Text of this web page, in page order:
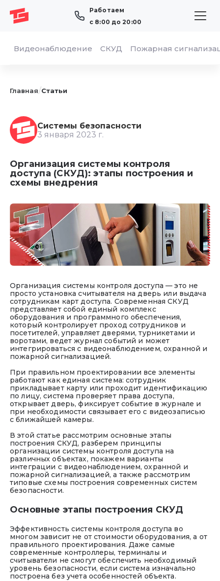
Работаем
с 8:00 до 20:00
Видеонаблюдение СКУД Пожарная
Главная/Статьи
Системы безопасности
3 января 2023 г.
Организация системы контроля
доступа (СКУД): этапы построения и
схемы внедрения
Организация системы контроля доступа — это не
просто установка считывателя на дверь или выдача
сотрудникам карт доступа. Современная СКУД
представляет собой единый комплекс
оборудования и программного обеспечения,
который контролирует проход сотрудников и
посетителей, управляет дверями, турникетами и
воротами, ведет журнал событий и может
интегрироваться с видеонаблюдением, охранной и
пожарной сигнализацией.
При правильном проектировании все элементы
работают как единая система: сотрудник
прикладывает карту или проходит идентификацию
по лицу, система проверяет права доступа,
открывает дверь, фиксирует событие в журнале и
при необходимости связывает его с видеозаписью
с ближайшей камеры.
В этой статье рассмотрим основные этапы
построения СКУД, разберем принципы
организации системы контроля доступа на
различных объектах, покажем варианты
интеграции с видеонаблюдением, охранной и
пожарной сигнализацией, а также рассмотрим
типовые схемы построения современных систем
безопасности.
Основные этапы построения СКУД
Эффективность системы контроля доступа во
многом зависит не от стоимости оборудования, а от
правильного проектирования. Даже самые
современные контроллеры, терминалы и
считыватели не смогут обеспечить необходимый
уровень безопасности, если система изначально
построена без учета особенностей объекта.
ОТПРАВИТЬ
Я даю согласие на обработку персональных
данных в соответствии с
обработки персональных данных»